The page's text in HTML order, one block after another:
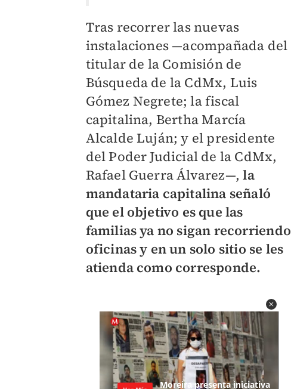
Tras recorrer las nuevas
instalaciones —acompañada del
titular de la Comisión de
Búsqueda de la CdMx, Luis
Gómez Negrete; la fiscal
capitalina, Bertha Marcía
Alcalde Luján; y el presidente
del Poder Judicial de la CdMx,
Rafael Guerra Álvarez—,la
mandataria capitalina señaló
que el objetivo es que las
familias ya no sigan recorriendo
oficinas y en un solo sitio se les
atienda como corresponde.